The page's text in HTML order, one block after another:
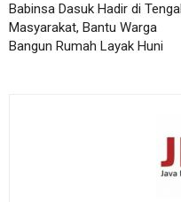
Babinsa Dasuk Hadir di
Masyarakat, Bantu Warga
Bangun Rumah Layak Huni